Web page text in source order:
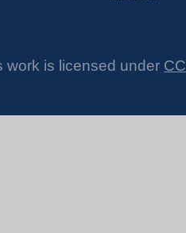
work is licensed under